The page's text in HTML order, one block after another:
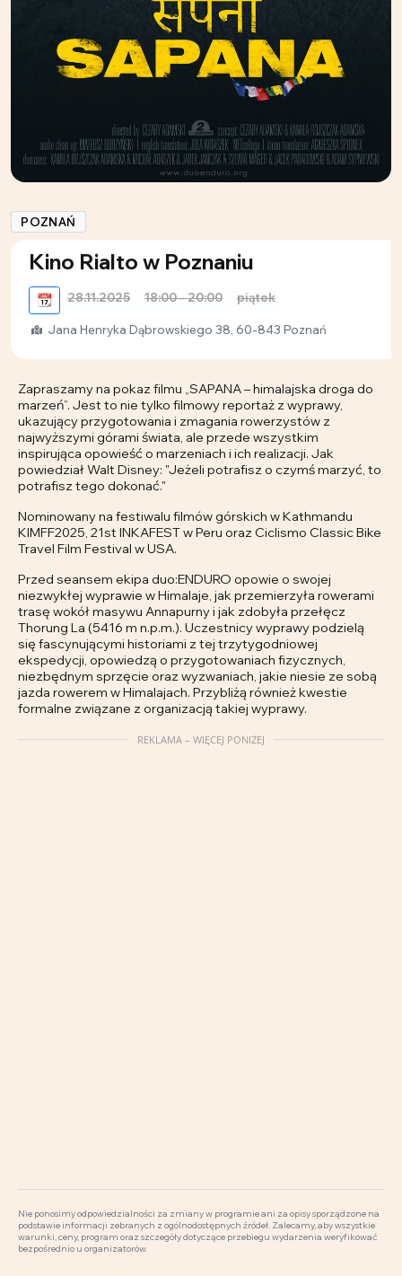
POZNAŃ
Kino Rialto w Poznaniu
📆 28.11.2025 18:00 - 20:00 piątek
Jana Henryka Dąbrowskiego 38, 60-843 Poznań
Zapraszamy na pokaz filmu „SAPANA – himalajska droga do
marzeń”. Jest to nie tylko filmowy reportaż z wyprawy,
ukazujący przygotowania i zmagania rowerzystów z
najwyższymi górami świata, ale przede wszystkim
inspirująca opowieść o marzeniach i ich realizacji. Jak
powiedział Walt Disney: "Jeżeli potrafisz o czymś marzyć, to
potrafisz tego dokonać."
Nominowany na festiwalu filmów górskich w Kathmandu
KIMFF2025, 21st INKAFEST w Peru oraz Ciclismo Classic Bike
Travel Film Festival w USA.
Przed seansem ekipa duo:ENDURO opowie o swojej
niezwykłej wyprawie w Himalaje, jak przemierzyła rowerami
trasę wokół masywu Annapurny i jak zdobyła przełęcz
Thorung La (5416 m n.p.m.). Uczestnicy wyprawy podzielą
się fascynującymi historiami z tej trzytygodniowej
ekspedycji, opowiedzą o przygotowaniach fizycznych,
niezbędnym sprzęcie oraz wyzwaniach, jakie niesie ze sobą
jazda rowerem w Himalajach. Przybliżą również kwestie
formalne związane z organizacją takiej wyprawy.
REKLAMA – WIĘCEJ PONIŻEJ
Nie ponosimy odpowiedzialności za zmiany w programie ani za opisy sporządzone na
podstawie informacji zebranych z ogólnodostępnych źródeł. Zalecamy, aby wszystkie
warunki, ceny, program oraz szczegóły dotyczące przebiegu wydarzenia weryfikować
bezpośrednio u organizatorów.